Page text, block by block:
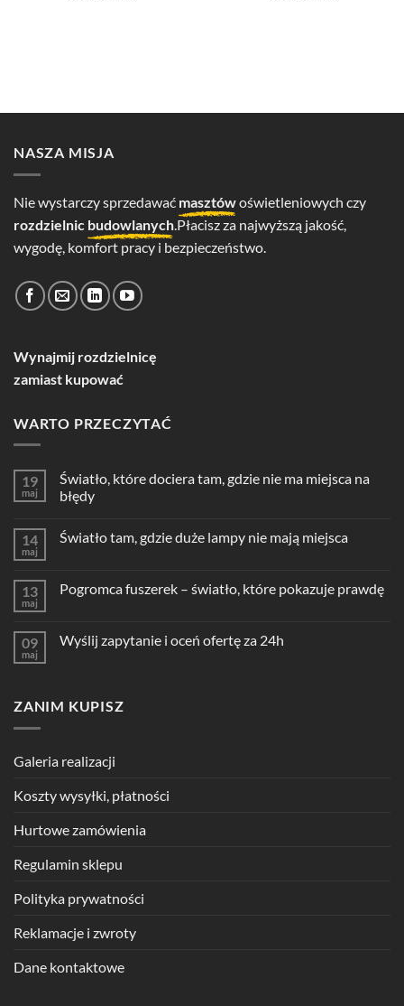
NASZA MISJA
Nie wystarczy sprzedawać masztówoświetleniowych czy
rozdzielnic budowlanych .Płacisz za najwyższą jakość,
wygodę, komfort pracy i bezpieczeństwo.
Wynajmij rozdzielnicę
zamiast kupować
WARTO PRZECZYTAĆ
19
maj
Światło, które dociera tam, gdzie nie ma miejsca na
błędy
14
maj
Światło tam, gdzie duże lampy nie mają miejsca
13
maj
Pogromca fuszerek – światło, które pokazuje prawdę
09
maj
Wyślij zapytanie i oceń ofertę za 24h
ZANIM KUPISZ
Galeria realizacji
Koszty wysyłki, płatności
Hurtowe zamówienia
Regulamin sklepu
Polityka prywatności
Reklamacje i zwroty
Dane kontaktowe